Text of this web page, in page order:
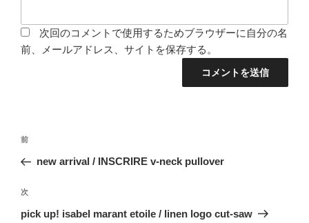
次回のコメントで使用するためブラウザーに自分の名
前、メールアドレス、サイトを保存する。
投
ビ
ゲ
前
の
稿
前
new arrival / INSCRIRE v-neck pullover
次
の
次
pick up! isabel marant etoile / linen logo cut-saw